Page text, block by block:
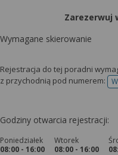
Zarezerwuj
Wymagane skierowanie
Rejestracja do tej poradni
z przychodnią pod numerem:
Godziny otwarcia rejestracji:
Poniedziałek
08:00 - 16:00
Wtorek
08:00 - 16:00